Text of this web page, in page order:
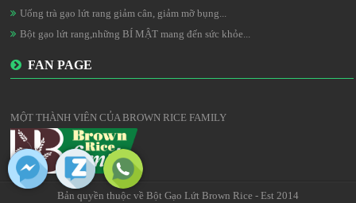
Uống trà gạo lứt rang giảm cân, giảm mỡ bụng...
Bột gạo lứt rang,những BÍ MẬT mang đến sức khỏe...
FAN PAGE
MỘT THÀNH VIÊN CỦA BROWN RICE FAMILY
Bản quyền thuộc về Bột Gạo Lứt Brown Rice - Est 2014